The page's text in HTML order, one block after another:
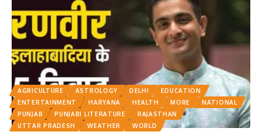
AGRICULTURE ASTROLOGY DELHI
EDUCATION
ENTERTAINMENT
HARYANA HEALTH MORE
NATIONAL
PUNJAB
PUNJABI LITERATURE
RAJASTHAN
UTTAR PRADESH
WEATHER WORLD